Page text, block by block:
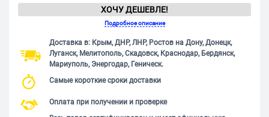
ХОЧУ ДЕШЕВЛЕ!
Подробное описание
Доставка в: Крым, ДНР, ЛНР, Ростов на Дону, Донецк,
Луганск, Мелитополь, Скадовск, Краснодар, Бердянск,
Мариуполь, Энергодар, Геническ.
Самые короткие сроки доставки
Оплата при получении и проверке